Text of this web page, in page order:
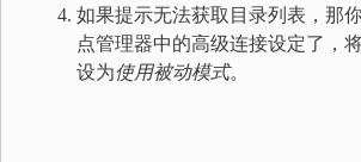
如果提示无法获取目录列表，那
点管理器中的高级连接设定了，
设为使用被动模式。